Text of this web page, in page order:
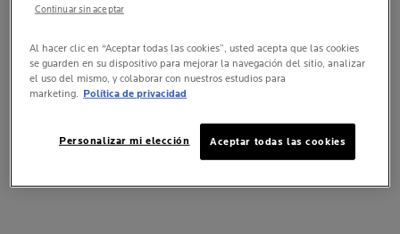
Al hacer clic en “Aceptar todas las cookies”, usted acepta que las cookies
se guarden en su dispositivo para mejorar la navegación del sitio, analizar
el uso del mismo, y colaborar con nuestros estudios para
marketing. Política de privacidad
Aceptar todas las cookies
Personalizar mi elección
Continuar sin aceptar